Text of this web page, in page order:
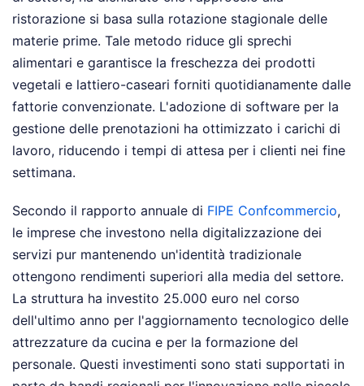
ristorazione si basa sulla rotazione stagionale delle
materie prime. Tale metodo riduce gli sprechi
alimentari e garantisce la freschezza dei prodotti
vegetali e lattiero-caseari forniti quotidianamente dalle
fattorie convenzionate. L'adozione di software per la
gestione delle prenotazioni ha ottimizzato i carichi di
lavoro, riducendo i tempi di attesa per i clienti nei fine
settimana.
Secondo il rapporto annuale di FIPE Confcommercio,
le imprese che investono nella digitalizzazione dei
servizi pur mantenendo un'identità tradizionale
ottengono rendimenti superiori alla media del settore.
La struttura ha investito 25.000 euro nel corso
dell'ultimo anno per l'aggiornamento tecnologico delle
attrezzature da cucina e per la formazione del
personale. Questi investimenti sono stati supportati in